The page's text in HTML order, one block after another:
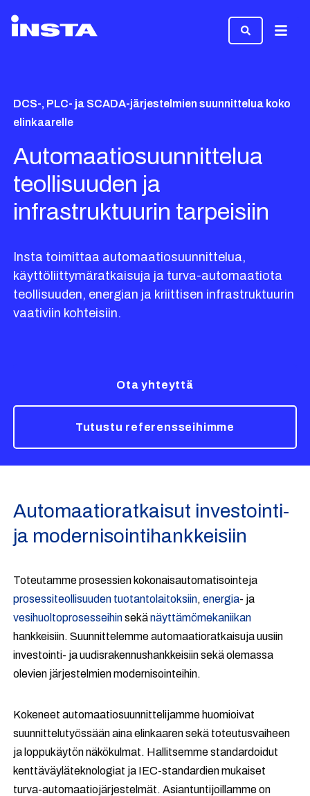
DCS-, PLC- ja SCADA-järjestelmien suunnittelua koko
elinkaarelle
Automaatiosuunnittelua
teollisuuden ja
infrastruktuurin tarpeisiin
Insta toimittaa automaatiosuunnittelua,
käyttöliittymäratkaisuja ja turva-automaatiota
teollisuuden, energian ja kriittisen infrastruktuurin
vaativiin kohteisiin.
Ota yhteyttä
Tutustu referensseihimme
Automaatioratkaisut investointi-
ja modernisointihankkeisiin
Toteutamme prosessien kokonaisautomatisointeja
prosessiteollisuuden tuotantolaitoksiin,energia- ja
vesihuoltoprosesseihinsekänäyttämömekaniikan
hankkeisiin. Suunnittelemme automaatioratkaisuja uusiin
investointi- ja uudisrakennushankkeisiin sekä olemassa
olevien järjestelmien modernisointeihin.
Kokeneet automaatiosuunnittelijamme huomioivat
suunnittelutyössään aina elinkaaren sekä toteutusvaiheen
ja loppukäytön näkökulmat. Hallitsemme standardoidut
kenttäväyläteknologiat ja IEC-standardien mukaiset
turva-automaatiojärjestelmät. Asiantuntijoillamme on